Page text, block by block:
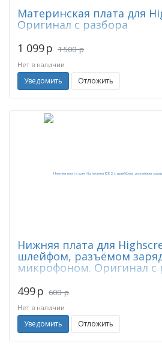
Материнская плата для
Оригинал с разбора
1 099p 1 500 p
Нет в наличии
Уведомить Отложить
Нижняя плата для
шлейфом, разъёмом
микрофоном. Оригинал с
499p 600 p
Нет в наличии
Уведомить Отложить